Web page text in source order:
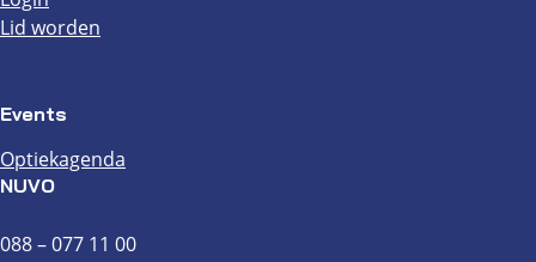
Lid worden
Events
Optiekagenda
NUVO
088 – 077 11 00